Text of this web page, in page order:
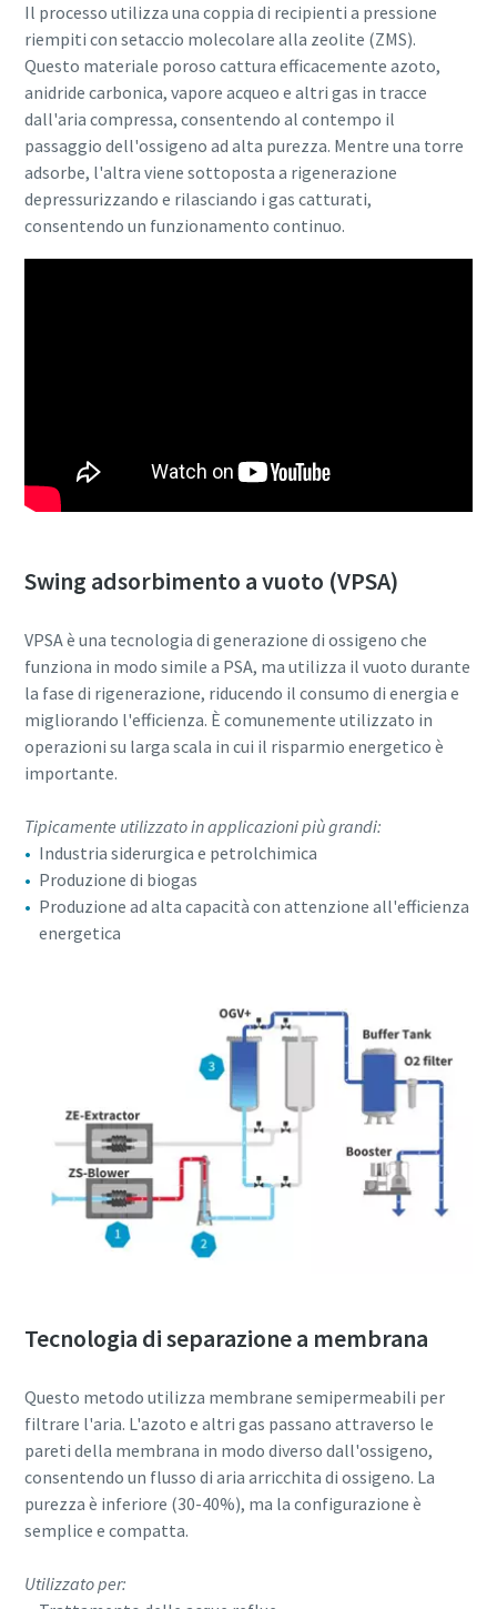
Tutto ciò che devi sapere sul tuo processo di
Scopri come creare un processo di trasporto pneumatico
Per saperne di più
Il processo utilizza una coppia di recipienti a pressione
riempiti con setaccio molecolare alla zeolite (ZMS).
Questo materiale poroso cattura efficacemente azoto,
anidride carbonica, vapore acqueo e altri gas in tracce
dall'aria compressa, consentendo al contempo il
passaggio dell'ossigeno ad alta purezza. Mentre una torre
adsorbe, l'altra viene sottoposta a rigenerazione
depressurizzando e rilasciando i gas catturati,
consentendo un funzionamento continuo.
Swing adsorbimento a vuoto (VPSA)
VPSA è una tecnologia di generazione di ossigeno che
funziona in modo simile a PSA, ma utilizza il vuoto durante
la fase di rigenerazione, riducendo il consumo di energia e
migliorando l'efficienza. È comunemente utilizzato in
operazioni su larga scala in cui il risparmio energetico è
importante.
Tipicamente utilizzato in applicazioni più grandi:
Industria siderurgica e petrolchimica
Produzione di biogas
Produzione ad alta capacità con attenzione all'efficienza
energetica
Tecnologia di separazione a membrana
Questo metodo utilizza membrane semipermeabili per
filtrare l'aria. L'azoto e altri gas passano attraverso le
pareti della membrana in modo diverso dall'ossigeno,
consentendo un flusso di aria arricchita di ossigeno. La
purezza è inferiore (30-40%), ma la configurazione è
semplice e compatta.
Utilizzato per: